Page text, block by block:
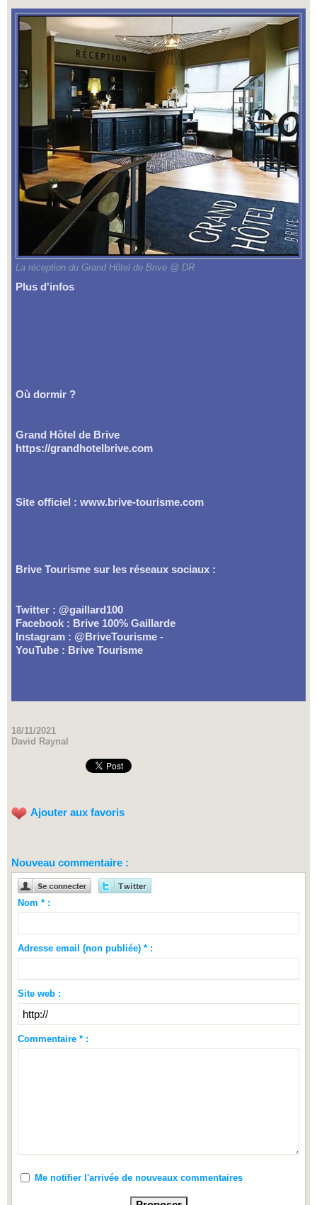
La réception du Grand Hôtel de Brive @ DR
Plus d'infos
Où dormir ?
Grand Hôtel de Brive
https://grandhotelbrive.com
Site officiel : www.brive-tourisme.com
Brive Tourisme sur les réseaux sociaux :
Twitter : @gaillard100
Facebook : Brive 100% Gaillarde
Instagram : @BriveTourisme -
YouTube : Brive Tourisme
18/11/2021
David Raynal
Ajouter aux favoris
Nouveau commentaire :
Nom * :
Adresse email (non publiée) * :
Site web :
Commentaire * :
Me notifier l'arrivée de nouveaux commentaires